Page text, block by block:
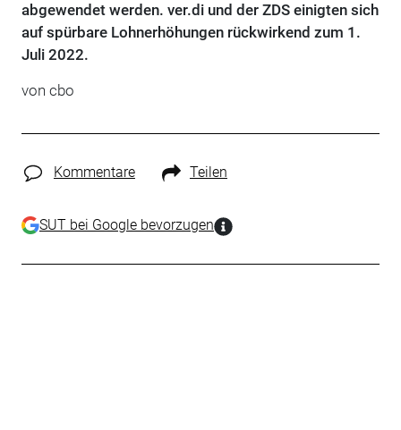
abgewendet werden. ver.di und der ZDS einigten sich
auf spürbare Lohnerhöhungen rückwirkend zum 1.
Juli 2022.
von cbo
Kommentare Teilen
SUT bei Google bevorzugen